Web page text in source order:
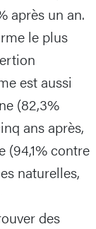
après un an.
le plus
est aussi
(82,3%
ans après,
(94,1% contre
naturelles,
des